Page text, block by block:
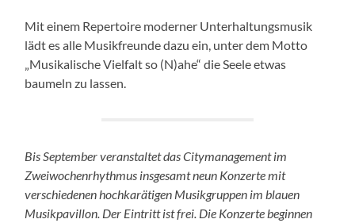
Mit einem Repertoire moderner Unterhaltungsmusik
lädt es alle Musikfreunde dazu ein, unter dem Motto
„Musikalische Vielfalt so (N)ahe“ die Seele etwas
baumeln zu lassen.
Bis September veranstaltet das Citymanagement im
Zweiwochenrhythmus insgesamt neun Konzerte mit
verschiedenen hochkarätigen Musikgruppen im blauen
Musikpavillon. Der Eintritt ist frei. Die Konzerte beginnen